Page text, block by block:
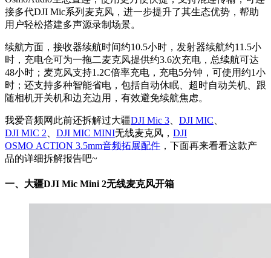
接多代DJI Mic系列麦克风，进一步提升了其生态优势，帮助
用户轻松搭建多声源录制场景。
续航方面，接收器续航时间约10.5小时，发射器续航约11.5小
时，充电仓可为一拖二麦克风提供约3.6次充电，总续航可达
48小时；麦克风支持1.2C倍率充电，充电5分钟，可使用约1小
时；还支持多种智能省电，包括自动休眠、超时自动关机、跟
随相机开关机和边充边用，有效避免续航焦虑。
我爱音频网此前还拆解过大疆DJI Mic 3 DJI MIC
DJI MIC 2
DJI MIC MINI无线麦克风， DJI
OSMO ACTION 3.5mm音频拓展配件 ，下面再来看看这款产
品的详细拆解报告吧~
一、大疆DJI Mic Mini 2无线麦克风开箱